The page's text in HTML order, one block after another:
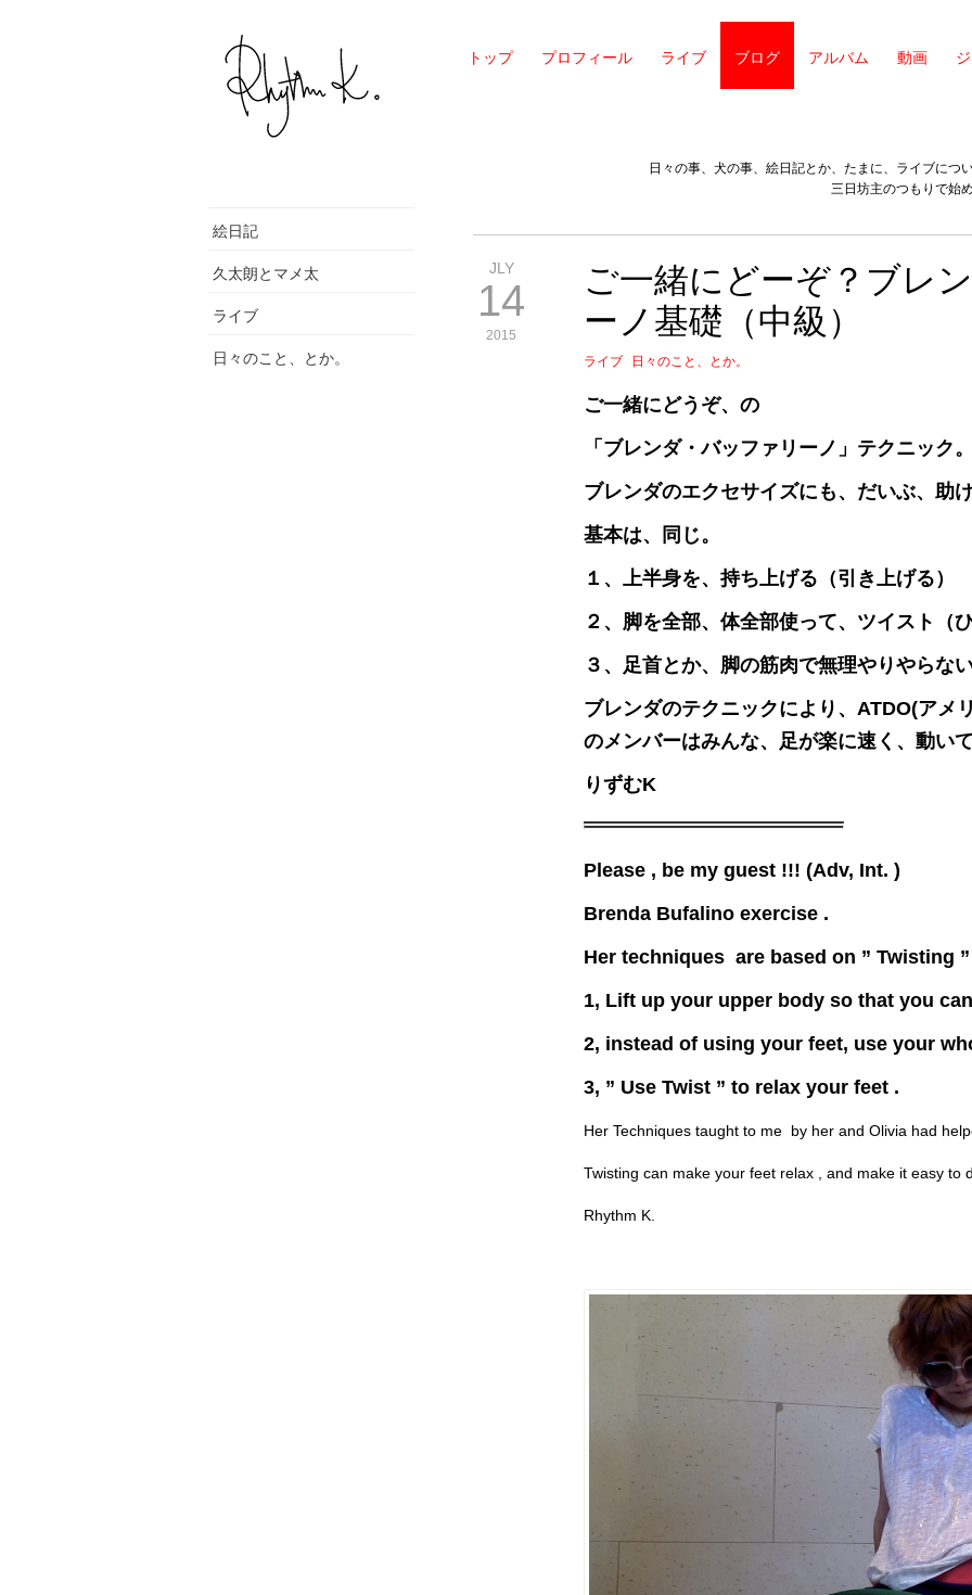
トップ プロフィール ライブ ブログ アルバム 動画
絵日記
久太朗とマメ太
ライブ
日々のこと、とか。
日々の事、犬の事、絵日記とか、たまに、ライブにつ
三日坊主のつもりで始
JLY
14
2015
ご一緒にどーぞ？ブレ
ーノ基礎（中級）
ライブ 日々のこと、とか。
ご一緒にどうぞ、の
「ブレンダ・バッファリーノ」テクニック
ブレンダのエクセサイズにも、だいぶ、助
基本は、同じ。
１、上半身を、持ち上げる（引き上げる）
２、脚を全部、体全部使って、ツイスト
３、足首とか、脚の筋肉で無理やりやらな
ブレンダのテクニックにより、ATDO(アメ
のメンバーはみんな、足が楽に速く、動い
りずむK
Please , be my guest !!! (Adv, Int. )
Brenda Bufalino exercise .
Her techniques are based on ” Twisting
1, Lift up your upper body so that you
2, instead of using your feet, use your
3, ” Use Twist ” to relax your feet .
Her Techniques taught to me by her and Olivia had
Twisting can make your feet relax , and make it easy to
Rhythm K.